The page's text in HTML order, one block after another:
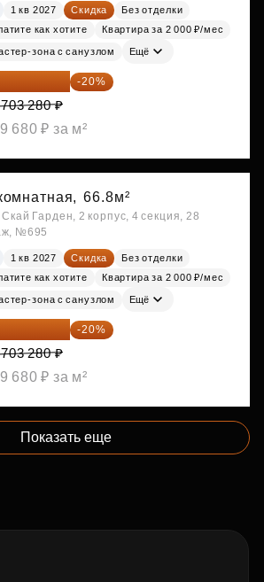
1 кв 2027 Скидка
Без отделки
как хотите
Квартира за 2 000 ₽/мес
зона с санузлом Ещё
362 624 ₽ -20%
280 ₽
680 ₽ за м²
66.8м²
Гарден, 2 корпус, 4 секция, 28
№695
1 кв 2027 Скидка
Без отделки
как хотите
Квартира за 2 000 ₽/мес
зона с санузлом Ещё
362 624 ₽ -20%
280 ₽
680 ₽ за м²
Показать еще